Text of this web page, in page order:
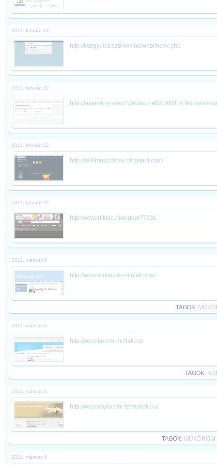
2011. február 22
http://kozgyules.szolnok.hu/web/index.php
2011. február 22
http://sutemenyrecept.weblap.net/2009/01/19/kremes-
2011. február 22
http://reikimusicalbox.blogspot.com/
2011. február 22
http://www.rtlklub.hu/video/77331
2011. március 6
http://www.mukorom-mintak.com/
TAGOK:
2011. március 6
http://www.korom-mintak.hu/
TAGOK:
2011. március 6
http://www.mukorom-termekek.hu/
TAGOK:
2011. március 6